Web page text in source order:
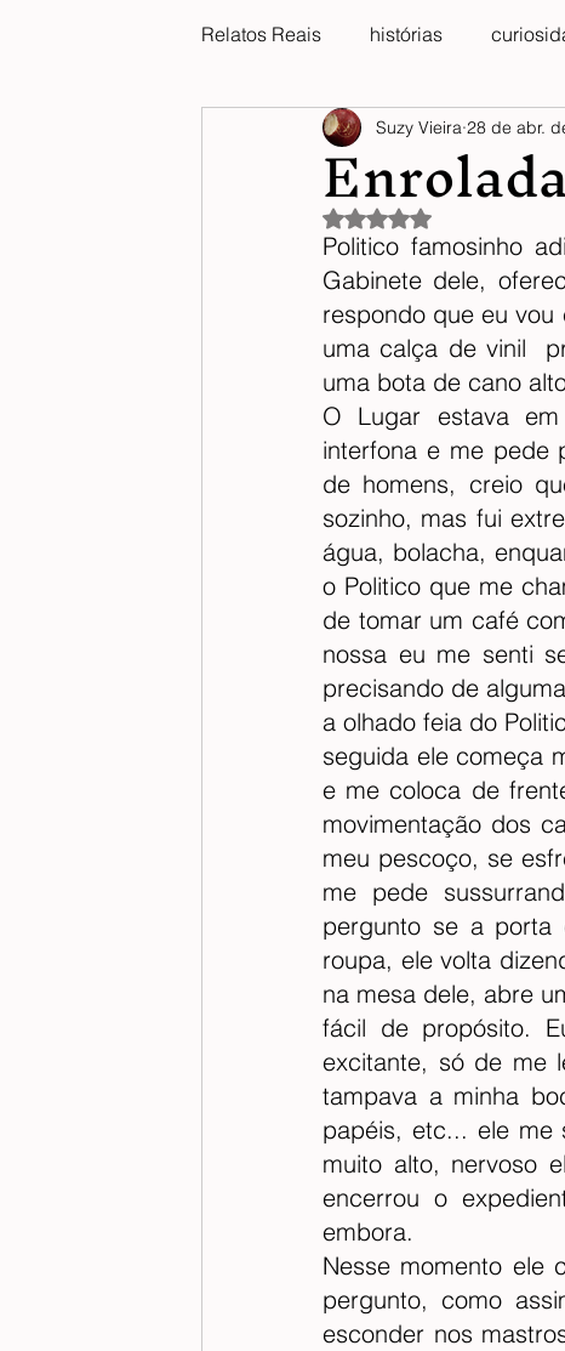
Relatos Reais histórias
Suzy Vieira 28 de abr.
Avaliado com NaN de 5
Politico famosinho
Gabinete dele,
respondo que eu
uma calça de vinil
uma bota de cano
O Lugar estava
interfona e me pede
de homens, creio
sozinho, mas fui
água, bolacha,
o Politico que me
de tomar um café
nossa eu me senti
precisando de
a olhado feia do
seguida ele começa
e me coloca de
movimentação dos
meu pescoço, se
me pede
pergunto se a porta
roupa, ele volta
na mesa dele, abre
fácil de propósito.
excitante, só de me
tampava a minha
papéis, etc... ele
muito alto, nervoso
encerrou o
embora.
Nesse momento ele
pergunto, como
esconder nos